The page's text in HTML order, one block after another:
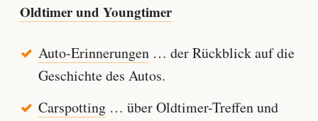
Oldtimer und Youngtimer
Auto-Erinnerungen… der Rückblick auf die
Geschichte des Autos.
Carspotting… über Oldtimer-Treffen und